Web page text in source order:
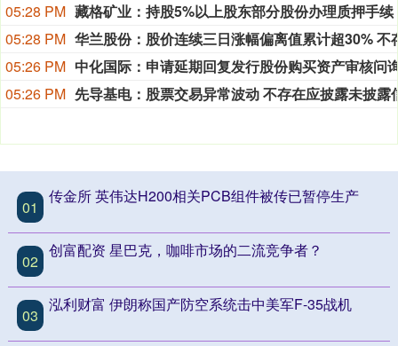
05:28 PM 藏格矿业：持股5%以上股东部分股份办理质押手续
05:28 PM
05:26 PM
05:26 PM
01
传金所 英伟达H200相关PCB组件被传已暂停生产
02
创富配资 星巴克，咖啡市场的二流竞争者？
03
泓利财富 伊朗称国产防空系统击中美军F-35战机